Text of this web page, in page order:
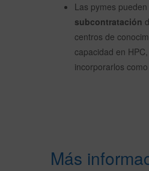
Las pymes
subcontratación
centros de
capacidad en
incorporarlos
Más